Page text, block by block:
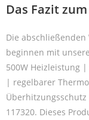
Das Fazit
Die abschließenden
beginnen mit
500W Heizleistung
| regelbarer
117320. Dieses